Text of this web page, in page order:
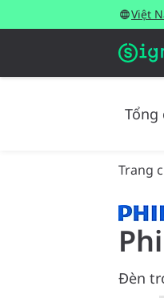
Việt
Tổng
Trang
Đèn